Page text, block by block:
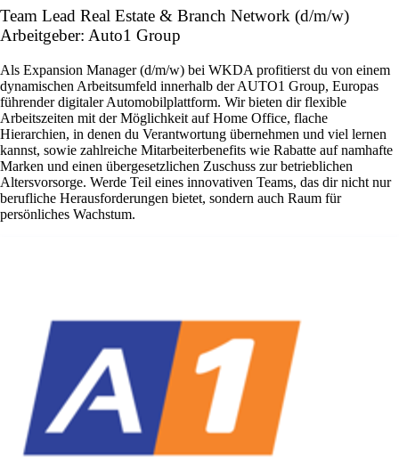
Team Lead Real Estate & Branch Network (d/m/w)
Arbeitgeber: Auto1 Group
Als Expansion Manager (d/m/w) bei WKDA profitierst du von einem
dynamischen Arbeitsumfeld innerhalb der AUTO1 Group, Europas
führender digitaler Automobilplattform. Wir bieten dir flexible
Arbeitszeiten mit der Möglichkeit auf Home Office, flache
Hierarchien, in denen du Verantwortung übernehmen und viel lernen
kannst, sowie zahlreiche Mitarbeiterbenefits wie Rabatte auf namhafte
Marken und einen übergesetzlichen Zuschuss zur betrieblichen
Altersvorsorge. Werde Teil eines innovativen Teams, das dir nicht nur
berufliche Herausforderungen bietet, sondern auch Raum für
persönliches Wachstum.